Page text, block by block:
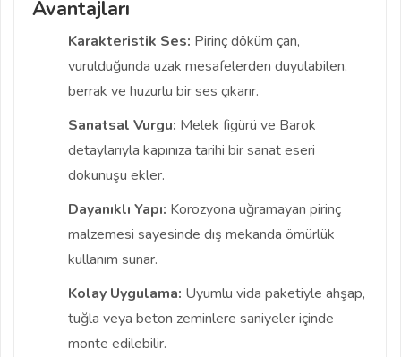
Avantajları
Karakteristik Ses: Pirinç döküm çan,
vurulduğunda uzak mesafelerden duyulabilen,
berrak ve huzurlu bir ses çıkarır.
Sanatsal Vurgu: Melek figürü ve Barok
detaylarıyla kapınıza tarihi bir sanat eseri
dokunuşu ekler.
Dayanıklı Yapı: Korozyona uğramayan pirinç
malzemesi sayesinde dış mekanda ömürlük
kullanım sunar.
Kolay Uygulama: Uyumlu vida paketiyle ahşap,
tuğla veya beton zeminlere saniyeler içinde
monte edilebilir.